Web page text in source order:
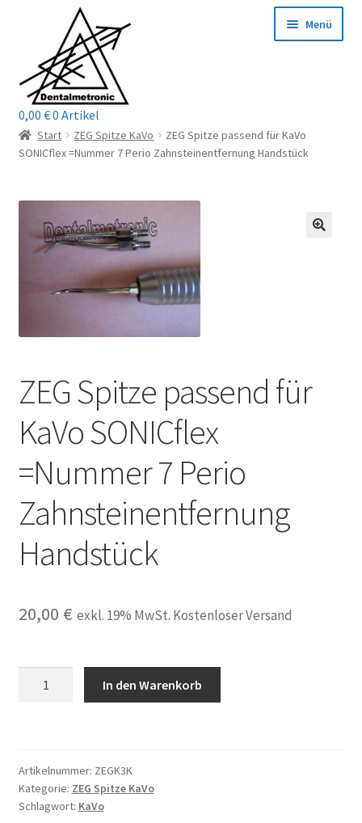
Navigation
springen
springen
Menü
Home
Kontakt
Reparaturservice
Wichtige Infos
Unsere Firma
Warenkorb
Stellenangebote
0,00 €0 Artikel
Start ZEG Spitze KaVo
ZEG Spitze passend für KaVo
SONICflex =Nummer 7 Perio Zahnsteinentfernung Handstück
ZEG Spitze passend für
KaVo SONICflex
=Nummer 7 Perio
Zahnsteinentfernung
Handstück
20,00 € exkl. 19% MwSt. Kostenloser Versand
SONICflex
=Nummer
In den Warenkorb
Artikelnummer: ZEGK3K
Kategorie: ZEG Spitze KaVo
Schlagwort: KaVo